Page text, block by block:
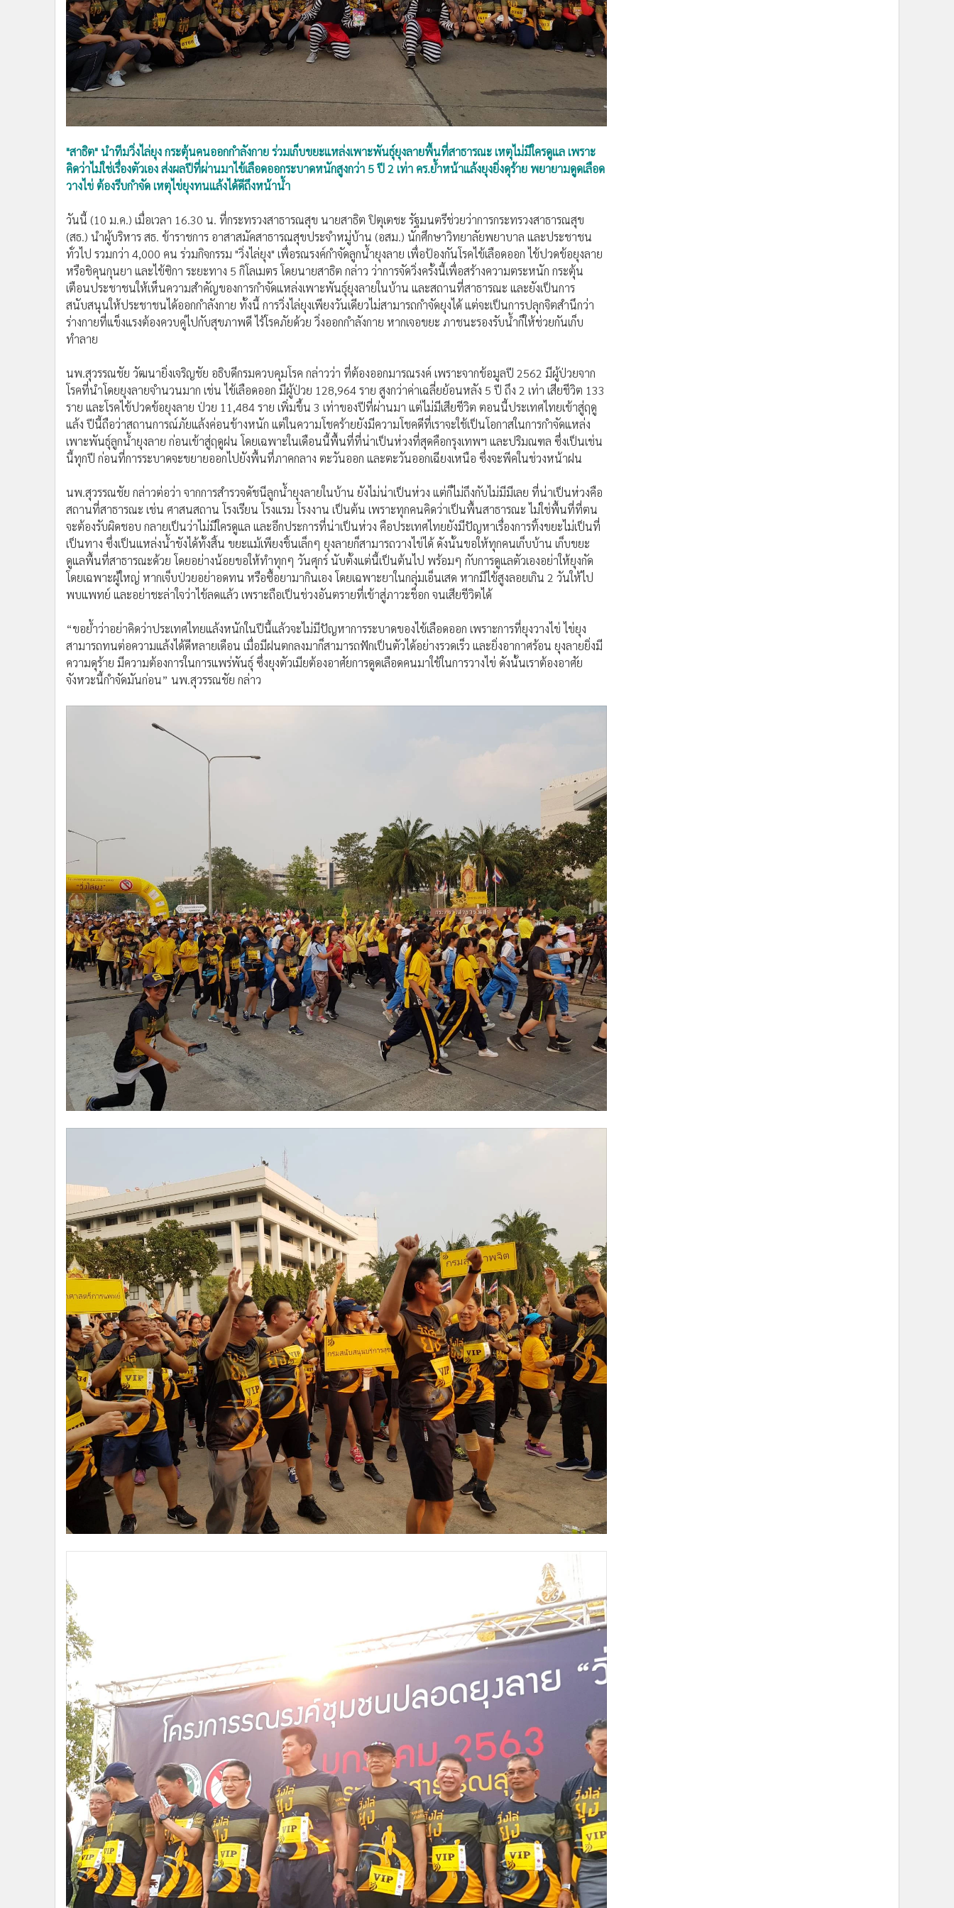
Celeb Online
Gotomanager
"สาธิต" นำทีมวิ่งไล่ยุง กระตุ้นคนออกกำลังกาย ร่วมเก็บขยะแหล่งเพาะพันธุ์ยุงลายพื้นที่สาธารณะ เหตุไม่มีใครดูแล เพราะ
คิดว่าไม่ใช่เรื่องตัวเอง ส่งผลปีที่ผ่านมาไข้เลือดออกระบาดหนักสูงกว่า 5 ปี 2 เท่า คร.ย้ำหน้าแล้งยุงยิ่งดุร้าย พยายามดูดเลือด
วางไข่ ต้องรีบกำจัด เหตุไข่ยุงทนแล้งได้ดีถึงหน้าน้ำ
วันนี้ (10 ม.ค.) เมื่อเวลา 16.30 น. ที่กระทรวงสาธารณสุข นายสาธิต ปิตุเตชะ รัฐมนตรีช่วยว่าการกระทรวงสาธารณสุข
(สธ.) นำผู้บริหาร สธ. ข้าราชการ อาสาสมัคสาธารณสุขประจำหมู่บ้าน (อสม.) นักศึกษาวิทยาลัยพยาบาล และประชาชน
ทั่วไป รวมกว่า 4,000 คน ร่วมกิจกรรม "วิ่งไล่ยุง" เพื่อรณรงค์กำจัดลูกน้ำยุงลาย เพื่อป้องกันโรคไข้เลือดออก ไข้ปวดข้อยุงลาย
หรือชิคุนกุนยา และไข้ซิกา ระยะทาง 5 กิโลเมตร โดยนายสาธิต กล่าว ว่าการจัดวิ่งครั้งนี้เพื่อสร้างความตระหนัก กระตุ้น
เตือนประชาชนให้เห็นความสำคัญของการกำจัดแหล่งเพาะพันธุ์ยุงลายในบ้าน และสถานที่สาธารณะ และยังเป็นการ
สนับสนุนให้ประชาชนได้ออกกำลังกาย ทั้งนี้ การวิ่งไล่ยุงเพียงวันเดียวไม่สามารถกำจัดยุงได้ แต่จะเป็นการปลุกจิตสำนึกว่า
ร่างกายที่แข็งแรงต้องควบคู่ไปกับสุขภาพดี ไร้โรคภัยด้วย วิ่งออกกำลังกาย หากเจอขยะ ภาชนะรองรับน้ำก็ให้ช่วยกันเก็บ
ทำลาย
นพ.สุวรรณชัย วัฒนายิ่งเจริญชัย อธิบดีกรมควบคุมโรค กล่าวว่า ที่ต้องออกมารณรงค์ เพราะจากข้อมูลปี 2562 มีผู้ป่วยจาก
โรคที่นำโดยยุงลายจำนวนมาก เช่น ไข้เลือดออก มีผู้ป่วย 128,964 ราย สูงกว่าค่าเฉลี่ยย้อนหลัง 5 ปี ถึง 2 เท่า เสียชีวิต 133
ราย และโรคไข้ปวดข้อยุงลาย ป่วย 11,484 ราย เพิ่มขึ้น 3 เท่าของปีที่ผ่านมา แต่ไม่มีเสียชีวิต ตอนนี้ประเทศไทยเข้าสู่ฤดู
แล้ง ปีนี้ถือว่าสถานการณ์ภัยแล้งค่อนข้างหนัก แต่ในความโชคร้ายยังมีความโชคดีที่เราจะใช้เป็นโอกาสในการกำจัดแหล่ง
เพาะพันธุ์ลูกน้ำยุงลาย ก่อนเข้าสู่ฤดูฝน โดยเฉพาะในเดือนนี้พื้นที่ที่น่าเป็นห่วงที่สุดคือกรุงเทพฯ และปริมณฑล ซึ่งเป็นเช่น
นี้ทุกปี ก่อนที่การระบาดจะขยายออกไปยังพื้นที่ภาคกลาง ตะวันออก และตะวันออกเฉียงเหนือ ซึ่งจะพีคในช่วงหน้าฝน
นพ.สุวรรณชัย กล่าวต่อว่า จากการสำรวจดัชนีลูกน้ำยุงลายในบ้าน ยังไม่น่าเป็นห่วง แต่ก็ไม่ถึงกับไม่มีมีเลย ที่น่าเป็นห่วงคือ
สถานที่สาธารณะ เช่น ศาสนสถาน โรงเรียน โรงแรม โรงงาน เป็นต้น เพราะทุกคนคิดว่าเป็นพื้นสาธารณะ ไม่ใช่พื้นที่ที่ตน
จะต้องรับผิดชอบ กลายเป็นว่าไม่มีใครดูแล และอีกประการที่น่าเป็นห่วง คือประเทศไทยยังมีปัญหาเรื่องการทิ้งขยะไม่เป็นที่
เป็นทาง ซึ่งเป็นแหล่งน้ำขังได้ทั้งสิ้น ขยะแม้เพียงชิ้นเล็กๆ ยุงลายก็สามารถวางไข่ได้ ดังนั้นขอให้ทุกคนเก็บบ้าน เก็บขยะ
ดูแลพื้นที่สาธารณะด้วย โดยอย่างน้อยขอให้ทำทุกๆ วันศุกร์ นับตั้งแต่นี้เป็นต้นไป พร้อมๆ กับการดูแลตัวเองอย่าให้ยุงกัด
โดยเฉพาะผู้ใหญ่ หากเจ็บป่วยอย่าอดทน หรือซื้อยามากินเอง โดยเฉพาะยาในกลุ่มเอ็นเสด หากมีไข้สูงลอยเกิน 2 วันให้ไป
พบแพทย์ และอย่าชะล่าใจว่าไข้ลดแล้ว เพราะถือเป็นช่วงอันตรายที่เข้าสู่ภาวะช็อก จนเสียชีวิตได้
“ขอย้ำว่าอย่าคิดว่าประเทศไทยแล้งหนักในปีนี้แล้วจะไม่มีปัญหาการระบาดของไข้เลือดออก เพราะการที่ยุงวางไข่ ไข่ยุง
สามารถทนต่อความแล้งได้ดีหลายเดือน เมื่อมีฝนตกลงมาก็สามารถฟักเป็นตัวได้อย่างรวดเร็ว และยิ่งอากาศร้อน ยุงลายยิ่งมี
ความดุร้าย มีความต้องการในการแพร่พันธุ์ ซึ่งยุงตัวเมียต้องอาศัยการดูดเลือดคนมาใช้ในการวางไข่ ดังนั้นเราต้องอาศัย
จังหวะนี้กำจัดมันก่อน” นพ.สุวรรณชัย กล่าว